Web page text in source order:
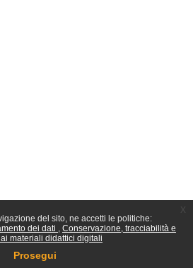
del sito, ne accetti le politiche:
dei dati
Conservazione, tracciabilità e
materiali didattici digitali
Prosegui